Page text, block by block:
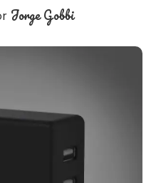
Jorge Gobbi